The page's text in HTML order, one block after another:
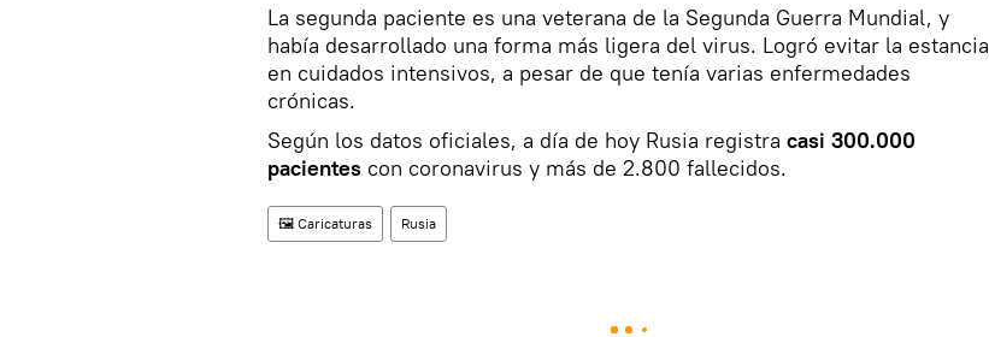
La segunda paciente es una veterana de la Segunda Guerra Mundial, y
había desarrollado una forma más ligera del virus. Logró evitar la estancia
en cuidados intensivos, a pesar de que tenía varias enfermedades
crónicas.
Según los datos oficiales, a día de hoy Rusia registra casi 300.000
pacientes con coronavirus y más de 2.800 fallecidos.
🖼️ Caricaturas Rusia